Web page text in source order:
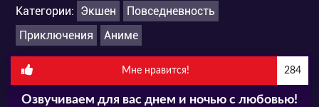
Не пропустите появление серий на нашем
сайте.
Категории: Экшен
Повседневность
Приключения
Аниме
Мне нравится! 284
Озвучиваем для вас днем и ночью с любовью!